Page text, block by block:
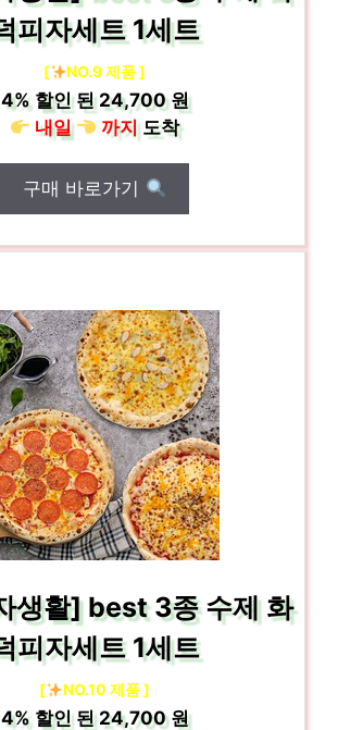
피자세트 1세트
[ NO.9 제품 ]
4%할인 된24,700 원
내일
까지도착
구매 바로가기
생활] best 3종 수제 화
피자세트 1세트
[ NO.10 제품 ]
4%할인 된24,700 원